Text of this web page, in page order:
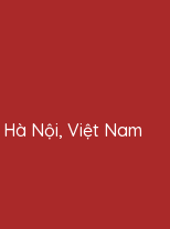
Pha Lê
Nội, Việt Nam